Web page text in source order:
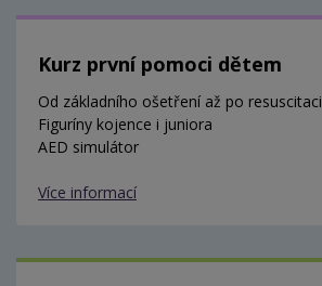
Kurz první pomoci dětem
Od základního ošetření až po resuscitaci
Figuríny kojence i juniora
AED simulátor
Více informací